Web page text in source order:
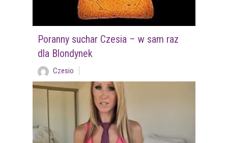
Poranny suchar Czesia – w sam raz
dla Blondynek
Czesio